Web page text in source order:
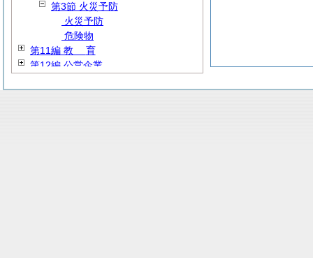
第3節 火災予防
火災予防
危険物
第11編 教 育
第12編 公営企業